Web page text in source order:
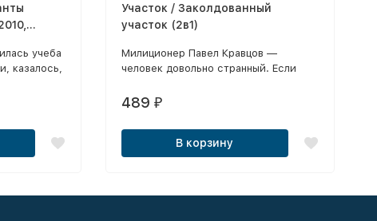
учеба
казалось,
Участок / Заколдованный
участок (2в1)
Милиционер Павел Кравцов —
человек довольно странный. Если
наручники, он при этом извиняется и
489 ₽
В корзину